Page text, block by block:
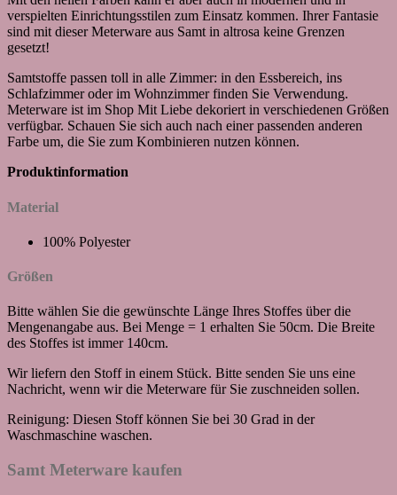
verspielten Einrichtungsstilen zum Einsatz kommen. Ihrer Fantasie
sind mit dieser Meterware aus Samt in altrosa keine Grenzen
gesetzt!
Samtstoffe passen toll in alle Zimmer: in den Essbereich, ins
Schlafzimmer oder im Wohnzimmer finden Sie Verwendung.
Meterware ist im Shop Mit Liebe dekoriert in verschiedenen Größen
verfügbar. Schauen Sie sich auch nach einer passenden anderen
Farbe um, die Sie zum Kombinieren nutzen können.
Produktinformation
Material
100% Polyester
Größen
Bitte wählen Sie die gewünschte Länge Ihres Stoffes über die
Mengenangabe aus. Bei Menge = 1 erhalten Sie 50cm. Die Breite
des Stoffes ist immer 140cm.
Wir liefern den Stoff in einem Stück. Bitte senden Sie uns eine
Nachricht, wenn wir die Meterware für Sie zuschneiden sollen.
Reinigung: Diesen Stoff können Sie bei 30 Grad in der
Waschmaschine waschen.
Samt Meterware kaufen